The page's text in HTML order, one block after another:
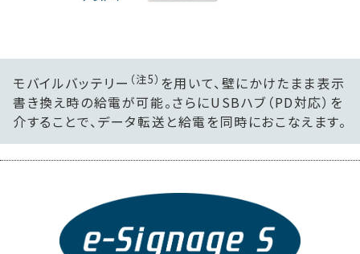
モバイルバッテリー （注5） を用いて、壁にかけたまま表示
書き換え時の給電が可能。さらにUSBハブ（PD対応）を
介することで、データ転送と給電を同時におこなえます。